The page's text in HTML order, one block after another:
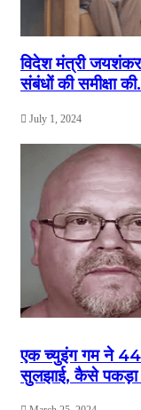
विदेश मंत्री जयशंकर
संबंधों की समीक्षा
July 1, 2024
एक च्युइंग गम ने 44
सुलझाई, कैसे पकड़ा